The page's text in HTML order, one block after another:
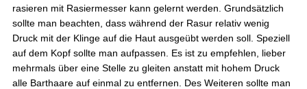
Das feste Shampoo ist ideal für Menschen mit
empfindlicher Kopfhaut. Es ist sehr ergiebig und
riecht angenehm. Kann ich ohne weiteres
Empfehlen.
7.8.2026
rasieren mit Rasiermesser kann gelernt werden. Grundsätzlich
sollte man beachten, dass während der Rasur relativ wenig
Druck mit der Klinge auf die Haut ausgeübt werden soll. Speziell
auf dem Kopf sollte man aufpassen. Es ist zu empfehlen, lieber
mehrmals über eine Stelle zu gleiten anstatt mit hohem Druck
alle Barthaare auf einmal zu entfernen. Des Weiteren sollte man